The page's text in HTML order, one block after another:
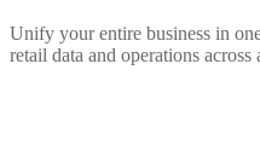
Unify your entire business in
retail data and operations across